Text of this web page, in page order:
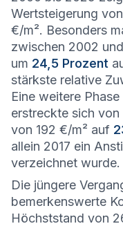
Wertsteigerung
€/m². Besonders
zwischen 2002
um 24,5 Prozent
stärkste relative
Eine weitere
erstreckte sich von
von 192 €/m² auf
allein 2017 ein
verzeichnet wurde.
Die jüngere
bemerkenswerte
Höchststand von